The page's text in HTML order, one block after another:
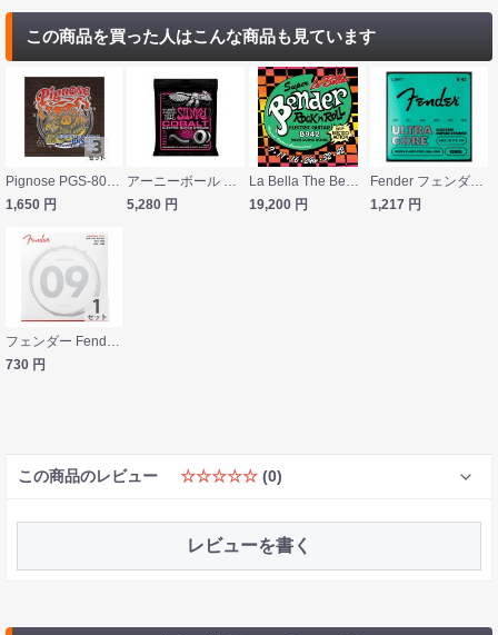
この商品を買った人はこんな商品も見ています
1,650 円
5,280 円
19,200 円
1,217 円
730 円
この商品のレビュー ☆☆☆☆☆ (0)
レビューを書く